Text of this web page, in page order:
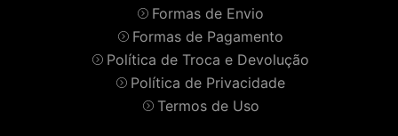
Formas de Envio
Formas de Pagamento
Política de Troca e Devolução
Política de Privacidade
Termos de Uso